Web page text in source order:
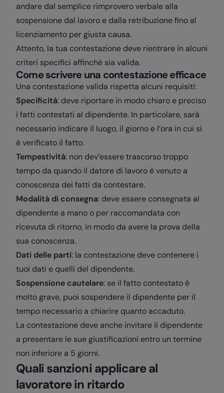
andare dal semplice rimprovero verbale alla
sospensione dal lavoro e dalla retribuzione fino al
licenziamento per giusta causa.
Attento, la tua contestazione deve rientrare in alcuni
criteri specifici affinché sia valida.
Come scrivere una contestazione efficace
Una contestazione valida rispetta alcuni requisiti:
Specificità: deve riportare in modo chiaro e preciso
i fatti contestati al dipendente. In particolare, sarà
necessario indicare il luogo, il giorno e l’ora in cui si
è verificato il fatto.
Tempestività: non dev’essere trascorso troppo
tempo da quando il datore di lavoro è venuto a
conoscenza dei fatti da contestare.
Modalità di consegna: deve essere consegnata al
dipendente a mano o per raccomandata con
ricevuta di ritorno, in modo da avere la prova della
sua conoscenza.
Dati delle parti: la contestazione deve contenere i
tuoi dati e quelli del dipendente.
Sospensione cautelare: se il fatto contestato è
molto grave, puoi sospendere il dipendente per il
tempo necessario a chiarire quanto accaduto.
La contestazione deve anche invitare il dipendente
a presentare le sue giustificazioni entro un termine
non inferiore a 5 giorni.
Quali sanzioni applicare al
lavoratore in ritardo